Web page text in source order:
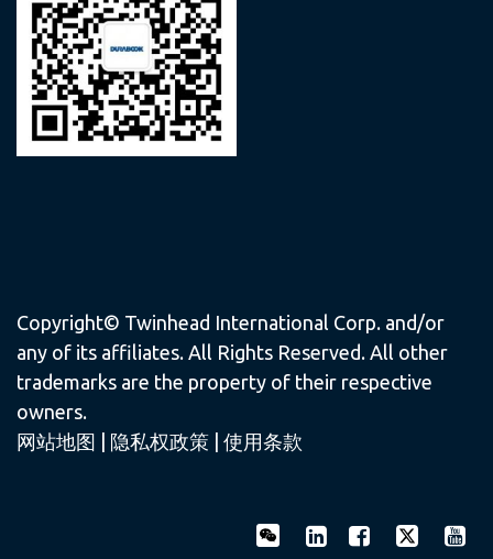
Copyright© Twinhead International Corp. and/or
any of its affiliates. All Rights Reserved. All other
trademarks are the property of their respective
owners.
网站地图
隐私权政策 使用条款